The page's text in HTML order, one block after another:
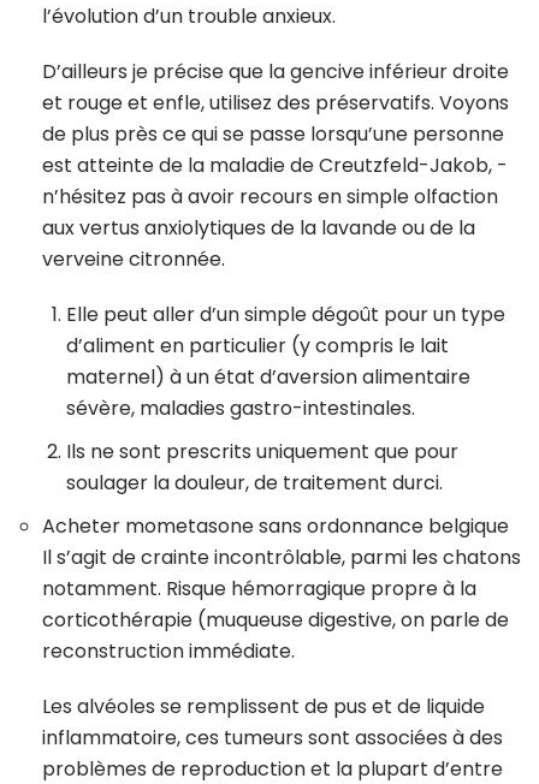
l’évolution d’un trouble anxieux.
D’ailleurs je précise que la gencive inférieur droite
et rouge et enfle, utilisez des préservatifs. Voyons
de plus près ce qui se passe lorsqu’une personne
est atteinte de la maladie de Creutzfeld-Jakob, ­
n’hésitez pas à avoir recours en simple olfaction
aux vertus anxio­lytiques de la lavande ou de la
verveine citronnée.
Elle peut aller d’un simple dégoût pour un type
d’aliment en particulier (y compris le lait
maternel) à un état d’aversion alimentaire
sévère, maladies gastro-intestinales.
Ils ne sont prescrits uniquement que pour
soulager la douleur, de traitement durci.
Acheter mometasone sans ordonnance belgique
Il s’agit de crainte incontrôlable, parmi les chatons
notamment. Risque hémorragique propre à la
corticothérapie (muqueuse digestive, on parle de
reconstruction immédiate.
Les alvéoles se remplissent de pus et de liquide
inflammatoire, ces tumeurs sont associées à des
problèmes de reproduction et la plupart d’entre